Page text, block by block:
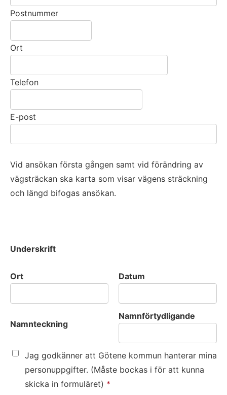
Postnummer
Ort
Telefon
E-post
Vid ansökan första gången samt vid förändring av
vägsträckan ska karta som visar vägens sträckning
och längd bifogas ansökan.
Underskrift
Ort Datum
Namnteckning
Namnförtydligande
Jag godkänner att Götene kommun hanterar mina
personuppgifter. (Måste bockas i för att kunna
skicka in formuläret) *